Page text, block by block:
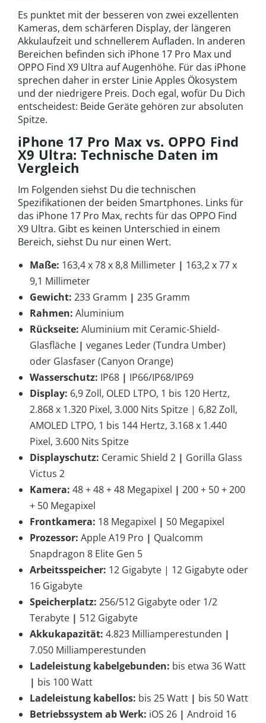
Es punktet mit der besseren von zwei exzellenten
Kameras, dem schärferen Display, der längeren
Akkulaufzeit und schnellerem Aufladen. In anderen
Bereichen befinden sich iPhone 17 Pro Max und
OPPO Find X9 Ultra auf Augenhöhe. Für das iPhone
sprechen daher in erster Linie Apples Ökosystem
und der niedrigere Preis. Doch egal, wofür Du Dich
entscheidest: Beide Geräte gehören zur absoluten
Spitze.
iPhone 17 Pro Max vs. OPPO Find
X9 Ultra: Technische Daten im
Vergleich
Im Folgenden siehst Du die technischen
Spezifikationen der beiden Smartphones. Links für
das iPhone 17 Pro Max, rechts für das OPPO Find
X9 Ultra. Gibt es keinen Unterschied in einem
Bereich, siehst Du nur einen Wert.
Maße: 163,4 x 78 x 8,8 Millimeter | 163,2 x 77 x
9,1 Millimeter
Gewicht: 233 Gramm | 235 Gramm
Rahmen: Aluminium
Rückseite: Aluminium mit Ceramic-Shield-
Glasfläche | veganes Leder (Tundra Umber)
oder Glasfaser (Canyon Orange)
Wasserschutz: IP68 | IP66/IP68/IP69
Display: 6,9 Zoll, OLED LTPO, 1 bis 120 Hertz,
2.868 x 1.320 Pixel, 3.000 Nits Spitze | 6,82 Zoll,
AMOLED LTPO, 1 bis 144 Hertz, 3.168 x 1.440
Pixel, 3.600 Nits Spitze
Displayschutz: Ceramic Shield 2 | Gorilla Glass
Victus 2
Kamera: 48 + 48 + 48 Megapixel | 200 + 50 + 200
+ 50 Megapixel
Frontkamera: 18 Megapixel | 50 Megapixel
Prozessor: Apple A19 Pro | Qualcomm
Snapdragon 8 Elite Gen 5
Arbeitsspeicher: 12 Gigabyte | 12 Gigabyte oder
16 Gigabyte
Speicherplatz: 256/512 Gigabyte oder 1/2
Terabyte | 512 Gigabyte
Akkukapazität: 4.823 Milliamperestunden |
7.050 Milliamperestunden
Ladeleistung kabelgebunden: bis etwa 36 Watt
| bis 100 Watt
Ladeleistung kabellos: bis 25 Watt | bis 50 Watt
Betriebssystem ab Werk: iOS 26 | Android 16